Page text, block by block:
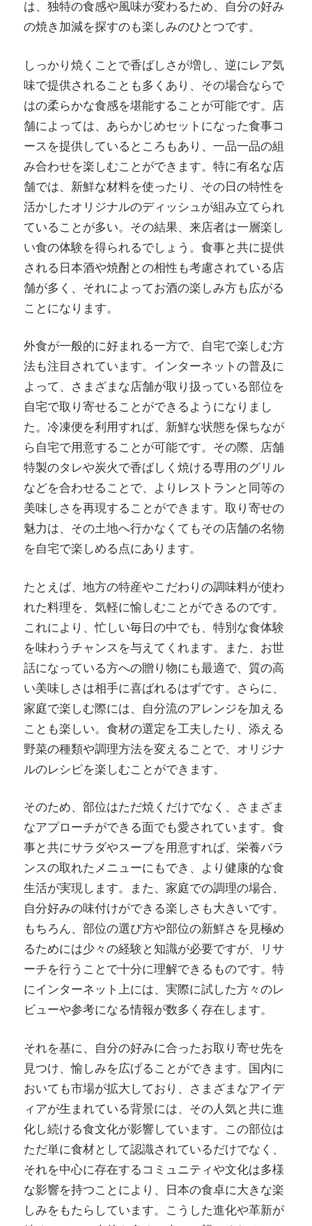
は、独特の食感や風味が変わるため、自分の好み
の焼き加減を探すのも楽しみのひとつです。
しっかり焼くことで香ばしさが増し、逆にレア気
味で提供されることも多くあり、その場合ならで
はの柔らかな食感を堪能することが可能です。店
舗によっては、あらかじめセットになった食事コ
ースを提供しているところもあり、一品一品の組
み合わせを楽しむことができます。特に有名な店
舗では、新鮮な材料を使ったり、その日の特性を
活かしたオリジナルのディッシュが組み立てられ
ていることが多い。その結果、来店者は一層楽し
い食の体験を得られるでしょう。食事と共に提供
される日本酒や焼酎との相性も考慮されている店
舗が多く、それによってお酒の楽しみ方も広がる
ことになります。
外食が一般的に好まれる一方で、自宅で楽しむ方
法も注目されています。インターネットの普及に
よって、さまざまな店舗が取り扱っている部位を
自宅で取り寄せることができるようになりまし
た。冷凍便を利用すれば、新鮮な状態を保ちなが
ら自宅で用意することが可能です。その際、店舗
特製のタレや炭火で香ばしく焼ける専用のグリル
などを合わせることで、よりレストランと同等の
美味しさを再現することができます。取り寄せの
魅力は、その土地へ行かなくてもその店舗の名物
を自宅で楽しめる点にあります。
たとえば、地方の特産やこだわりの調味料が使わ
れた料理を、気軽に愉しむことができるのです。
これにより、忙しい毎日の中でも、特別な食体験
を味わうチャンスを与えてくれます。また、お世
話になっている方への贈り物にも最適で、質の高
い美味しさは相手に喜ばれるはずです。さらに、
家庭で楽しむ際には、自分流のアレンジを加える
ことも楽しい。食材の選定を工夫したり、添える
野菜の種類や調理方法を変えることで、オリジナ
ルのレシピを楽しむことができます。
そのため、部位はただ焼くだけでなく、さまざま
なアプローチができる面でも愛されています。食
事と共にサラダやスープを用意すれば、栄養バラ
ンスの取れたメニューにもでき、より健康的な食
生活が実現します。また、家庭での調理の場合、
自分好みの味付けができる楽しさも大きいです。
もちろん、部位の選び方や部位の新鮮さを見極め
るためには少々の経験と知識が必要ですが、リサ
ーチを行うことで十分に理解できるものです。特
にインターネット上には、実際に試した方々のレ
ビューや参考になる情報が数多く存在します。
それを基に、自分の好みに合ったお取り寄せ先を
見つけ、愉しみを広げることができます。国内に
おいても市場が拡大しており、さまざまなアイデ
ィアが生まれている背景には、その人気と共に進
化し続ける食文化が影響しています。この部位は
ただ単に食材として認識されているだけでなく、
それを中心に存在するコミュニティや文化は多様
な影響を持つことにより、日本の食卓に大きな楽
しみをもたらしています。こうした進化や革新が